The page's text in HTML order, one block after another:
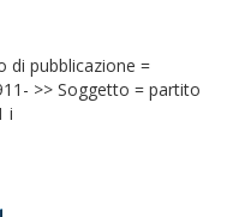
di pubblicazione =
>> Soggetto = partito
i